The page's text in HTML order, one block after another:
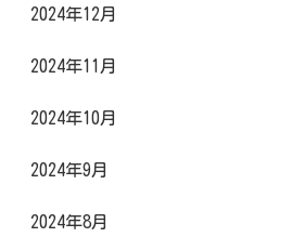
2024年12月
2024年11月
2024年10月
2024年9月
2024年8月